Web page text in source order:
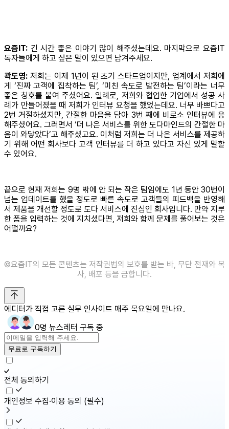
요즘IT: 긴 시간 좋은 이야기 많이 해주셨는데요. 마지막으로 요즘IT
독자들에게 하고 싶은 말이 있으면 남겨주세요.
곽도영: 저희는 이제 1년이 된 초기 스타트업이지만, 업계에서 저희에
게 ‘진짜 고객에 집착하는 팀’, ‘미친 속도로 발전하는 팀’이라는 너무
좋은 칭호를 붙여 주셨어요. 일례로, 저희와 협업한 기업에서 성공 사
례가 만들어졌을 때 저희가 인터뷰 요청을 했었는데요. 너무 바쁘다고
2번 거절하셨지만, 간절한 마음을 담아 3번 째에 비로소 인터뷰에 응
해주셨어요. 그러면서 ‘더 나은 서비스를 위한 도다마인드의 간절한 마
음이 와닿았다’고 해주셨고요. 이처럼 저희는 더 나은 서비스를 제공하
기 위해 어떤 회사보다 고객 인터뷰를 더 하고 있다고 자신 있게 말할
수 있어요.
끝으로 현재 저희는 9명 밖에 안 되는 작은 팀임에도 1년 동안 30번이
넘는 업데이트를 했을 정도로 빠른 속도로 고객들의 피드백을 반영해
서 제품을 개선할 정도로 도다 서비스에 진심인 회사입니다. 만약 지루
한 폼을 입력하는 것에 지치셨다면, 저희와 함께 문제를 풀어보는 것은
어떨까요?
©️요즘IT의 모든 콘텐츠는 저작권법의 보호를 받는 바, 무단 전재와 복
사, 배포 등을 금합니다.
에디터가 직접 고른 실무 인사이트 매주 목요일에 만나요.
0명 뉴스레터 구독 중
무료로 구독하기
전체 동의하기
개인정보 수집·이용 동의 (필수)